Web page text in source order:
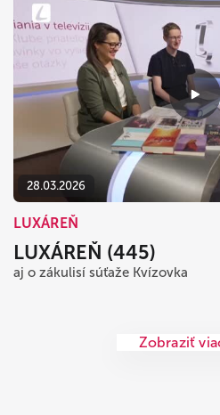
28.03.2026
LUXÁREŇ
LUXÁREŇ (445)
aj o zákulisí súťaže Kvízovka
Zobraziť